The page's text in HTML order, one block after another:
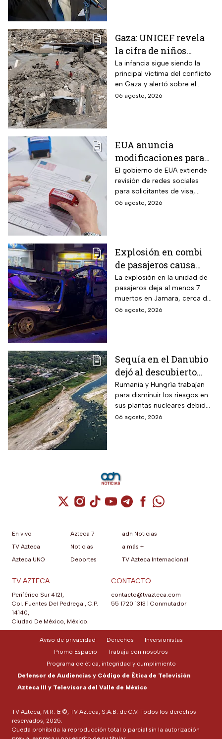
Gaza: UNICEF revela
la cifra de niños
muertos tras alto al
fuego
La infancia sigue siendo la
principal víctima del conflicto
en Gaza y alertó sobre el
aumento de menores
06 agosto, 2026
EUA anuncia
modificaciones para
el trámite de la visa:
mexicanos deberán
cumplir nueva
medida
El gobierno de EUA extiende
revisión de redes sociales
para solicitantes de visa,
incluyendo mexicanos y
06 agosto, 2026
Explosión en combi
de pasajeros causa
terror en las calles de
Jaramana en Damasco
La explosión en la unidad de
pasajeros deja al menos 7
muertos en Jamara, cerca de
Damasco; autoridades
06 agosto, 2026
Sequía en el Danubio
dejó al descubierto
buques de la Segunda
Guerra Mundial
Rumania y Hungría trabajan
para disminuir los riesgos en
sus plantas nucleares debido
a los mínimos históricos
06 agosto, 2026
Cuenta de X / Twitter (se abre en una
Cuenta de Instagram (se abre en una
Cuenta de TikTok (se abre en
Cuenta de YouTube (se abre
Cuenta de Telegram (se
Cuenta de
Cuenta de
En vivo
TV Azteca
Azteca UNO
Azteca 7
Noticias
Deportes
adn Noticias
a más +
TV Azteca Internacional
TV AZTECA
Periférico Sur 4121,
Col. Fuentes Del Pedregal, C.P.
14140,
Ciudad De México, México.
CONTACTO
contacto@tvazteca.com
55 1720 1313
Conmutador
TV Azteca, M.R. & ©, TV Azteca, S.A.B. de C.V. Todos los derechos
reservados, 2025.
Queda prohibida la reproducción total o parcial sin la autorización
Aviso de privacidad Derechos
Inversionistas
Promo Espacio
Trabaja con nosotros
Programa de ética, integridad y cumplimiento
Defensor de Audiencias y Código de Ética de Televisión
Azteca III y Televisora del Valle de México